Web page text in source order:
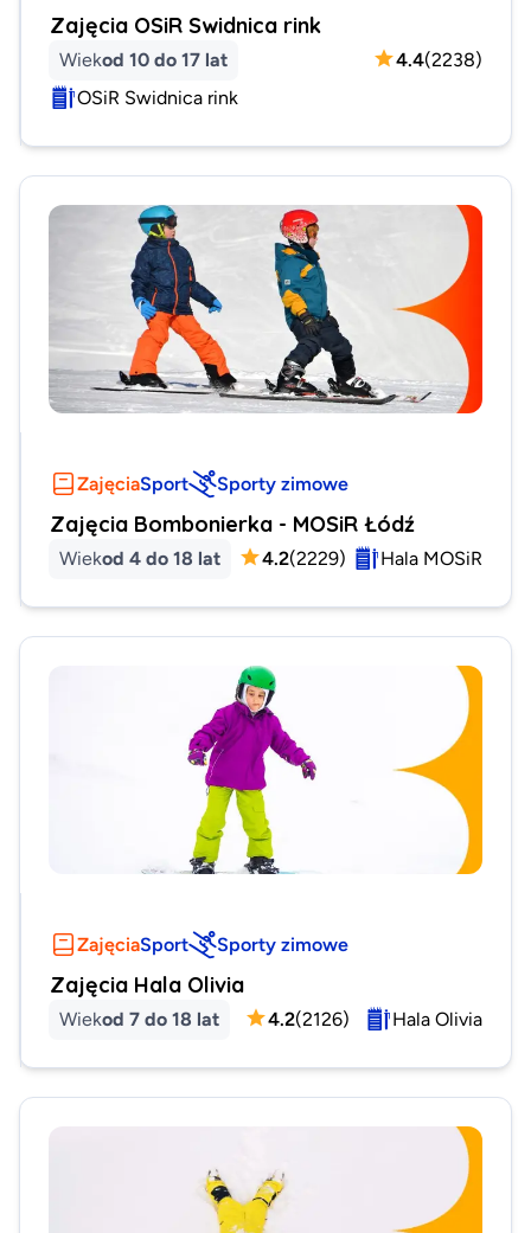
Zajęcia OSiR Swidnica rink
Wiekod 10 do 17 lat 4.4(2238)
OSiR Swidnica rink
ZajęciaSport Sporty zimowe
Zajęcia Bombonierka - MOSiR Łódź
Wiekod 4 do 18 lat 4.2(2229) Hala MOSiR
ZajęciaSport Sporty zimowe
Zajęcia Hala Olivia
Wiekod 7 do 18 lat 4.2(2126) Hala Olivia